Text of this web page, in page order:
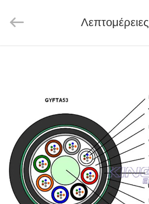
ΠΕΡΊΠΟΥ
ΕΜΕΊΣ
ΓΎΡΟΣ
ΕΡΓΟΣΤΑΣΊΩΝ
LTD.
Λεπτομέρειες